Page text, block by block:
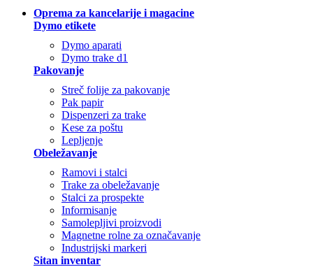
Oprema za kancelarije i magacine
Dymo etikete
Dymo aparati
Dymo trake d1
Pakovanje
Streč folije za pakovanje
Pak papir
Dispenzeri za trake
Kese za poštu
Lepljenje
Obeležavanje
Ramovi i stalci
Trake za obeležavanje
Stalci za prospekte
Informisanje
Samolepljivi proizvodi
Magnetne rolne za označavanje
Industrijski markeri
Sitan inventar